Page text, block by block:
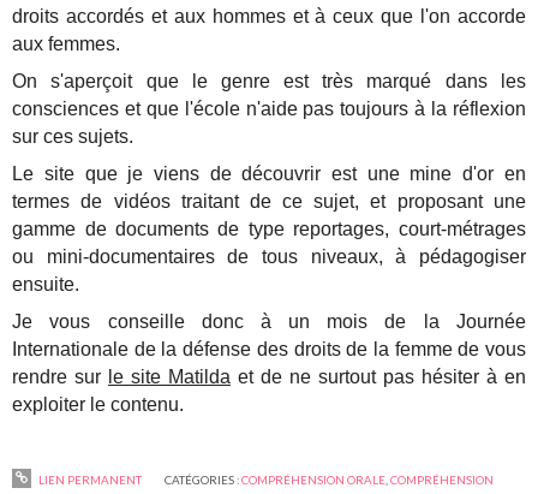
droits accordés et aux hommes et à ceux que l'on accorde
aux femmes.
On s'aperçoit que le genre est très marqué dans les
consciences et que l'école n'aide pas toujours à la réflexion
sur ces sujets.
Le site que je viens de découvrir est une mine d'or en
termes de vidéos traitant de ce sujet, et proposant une
gamme de documents de type reportages, court-métrages
ou mini-documentaires de tous niveaux, à pédagogiser
ensuite.
Je vous conseille donc à un mois de la Journée
Internationale de la défense des droits de la femme de vous
rendre sur le site Matilda et de ne surtout pas hésiter à en
exploiter le contenu.
LIEN PERMANENT CATÉGORIES :COMPRÉHENSION ORALE, COMPRÉHENSION